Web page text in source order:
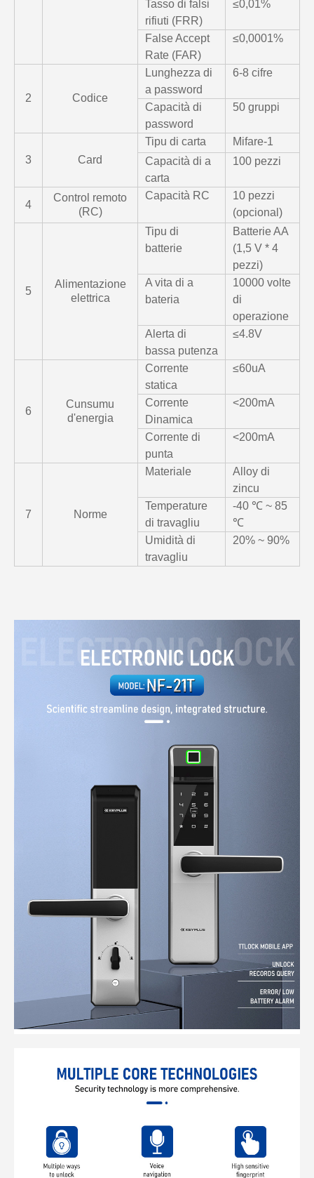
Tasso di falsi
rifiuti (FRR)
≤0,01%
False Accept
Rate (FAR)
≤0,0001%
2 Codice
Lunghezza di
a password
6-8 cifre
Capacità di
password
50 gruppi
3 Card
Tipu di carta
Mifare-1
Capacità di a
carta
100 pezzi
4
Control remoto
(RC)
Capacità RC
10 pezzi
(opcional)
5
Alimentazione
elettrica
Tipu di
batterie
Batterie AA
(1,5 V * 4
pezzi)
A vita di a
bateria
10000 volte
di
operazione
Alerta di
bassa putenza
≤4.8V
6
Cunsumu
d'energia
Corrente
statica
≤60uA
Corrente
Dinamica
<200mA
Corrente di
punta
<200mA
7 Norme
Materiale
Alloy di
zincu
Temperature
di travagliu
-40 ℃ ~ 85
℃
Umidità di
travagliu
20% ~ 90%